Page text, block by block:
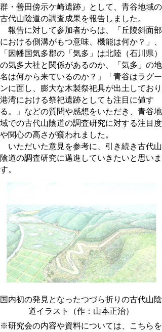
群・善田傍示ケ崎遺跡」として、青谷地域の
古代山陰道の調査成果を報告しました。
報告に対して参加者からは、「丘陵斜面部
における側溝がもつ意味、機能は何か？」、
「因幡国気多郡の「気多」は北陸（石川県）
の気多大社と関係があるのか、「気多」の地
名は何から来ているのか？」「青谷はラグー
ンに面し、膨大な木製祭祀具が出土しており
港湾における祭祀遺跡としても注目に値す
る。」などの質問や感想をいただき、青谷地
域での古代山陰道の調査研究に対する注目度
や関心の高さが窺われました。
いただいた意見を参考に、引き続き古代山
陰道の調査研究に邁進していきたいと思いま
す。
国内初の発見となったつづら折りの古代山陰
道イラスト（作：山本正治）
※研究会の内容や資料については、こちらを